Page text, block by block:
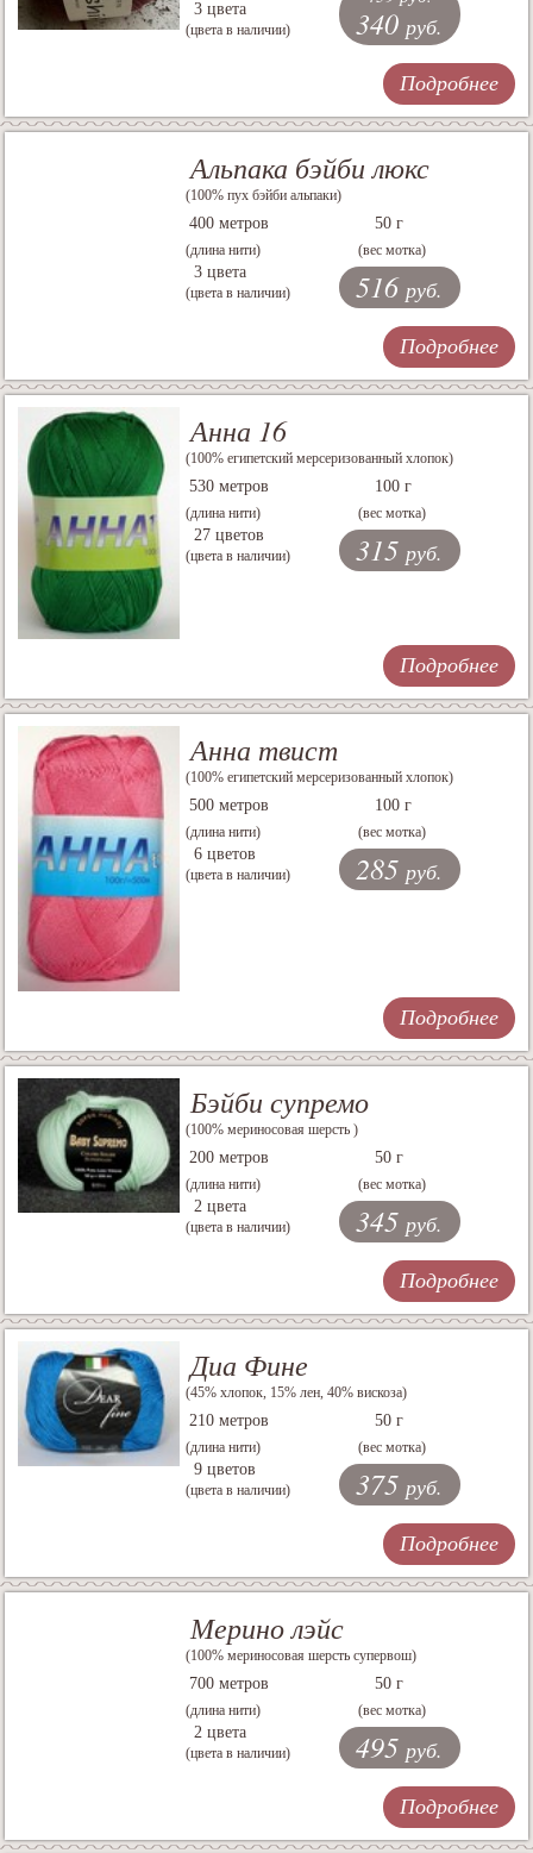
3 цвета
(цвета в наличии) 340 руб.
Подробнее
Альпака бэйби люкс
(100% пух бэйби альпаки)
400 метров
(длина нити)
50 г
(вес мотка)
3 цвета
(цвета в наличии) 516 руб.
Подробнее
Анна 16
(100% египетский мерсеризованный хлопок)
530 метров
(длина нити)
100 г
(вес мотка)
27 цветов
(цвета в наличии) 315 руб.
Подробнее
Анна твист
(100% египетский мерсеризованный хлопок)
500 метров
(длина нити)
100 г
(вес мотка)
6 цветов
(цвета в наличии) 285 руб.
Подробнее
Бэйби супремо
(100% мериносовая шерсть )
200 метров
(длина нити)
50 г
(вес мотка)
2 цвета
(цвета в наличии) 345 руб.
Подробнее
Диа Фине
(45% хлопок, 15% лен, 40% вискоза)
210 метров
(длина нити)
50 г
(вес мотка)
9 цветов
(цвета в наличии) 375 руб.
Подробнее
Мерино лэйс
(100% мериносовая шерсть супервош)
700 метров
(длина нити)
50 г
(вес мотка)
2 цвета
(цвета в наличии) 495 руб.
Подробнее